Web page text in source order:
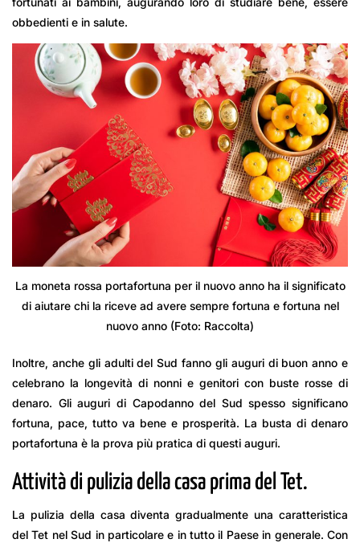
obbedienti e in salute.
La moneta rossa portafortuna per il nuovo anno ha il significato
di aiutare chi la riceve ad avere sempre fortuna e fortuna nel
nuovo anno (Foto: Raccolta)
Inoltre, anche gli adulti del Sud fanno gli auguri di buon anno e
celebrano la longevità di nonni e genitori con buste rosse di
denaro. Gli auguri di Capodanno del Sud spesso significano
fortuna, pace, tutto va bene e prosperità. La busta di denaro
portafortuna è la prova più pratica di questi auguri.
Attività di pulizia della casa prima del Tet.
La pulizia della casa diventa gradualmente una caratteristica
del Tet nel Sud in particolare e in tutto il Paese in generale. Con